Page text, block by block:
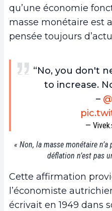
qu’une économie
masse monétaire est
pensée toujours
“No, you don't
to increase.
–
—
« Non, la masse monétaire
déflation n’est pas
Cette affirmation
l’économiste
écrivait en 1949 dans